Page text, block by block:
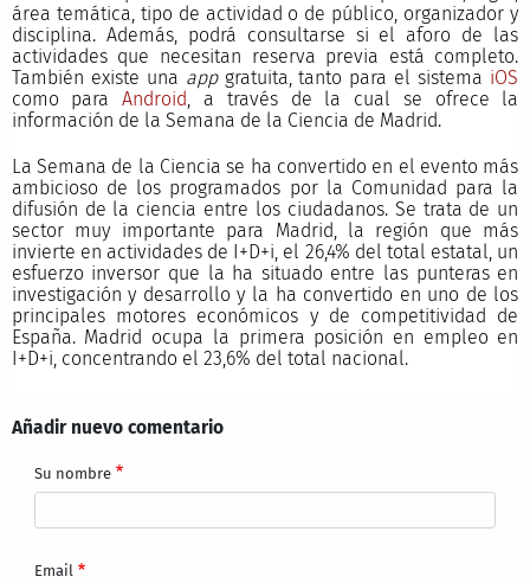
área temática, tipo de actividad o de público, organizador y
disciplina. Además, podrá consultarse si el aforo de las
actividades que necesitan reserva previa está completo.
También existe una appgratuita, tanto para el sistema iOS
como paraAndroid , a través de la cual se ofrece la
información de la Semana de la Ciencia de Madrid.
La Semana de la Ciencia se ha convertido en el evento más
ambicioso de los programados por la Comunidad para la
difusión de la ciencia entre los ciudadanos. Se trata de un
sector muy importante para Madrid, la región que más
invierte en actividades de I+D+i, el 26,4% del total estatal, un
esfuerzo inversor que la ha situado entre las punteras en
investigación y desarrollo y la ha convertido en uno de los
principales motores económicos y de competitividad de
España. Madrid ocupa la primera posición en empleo en
I+D+i, concentrando el 23,6% del total nacional.
Añadir nuevo comentario
Su nombre
Email